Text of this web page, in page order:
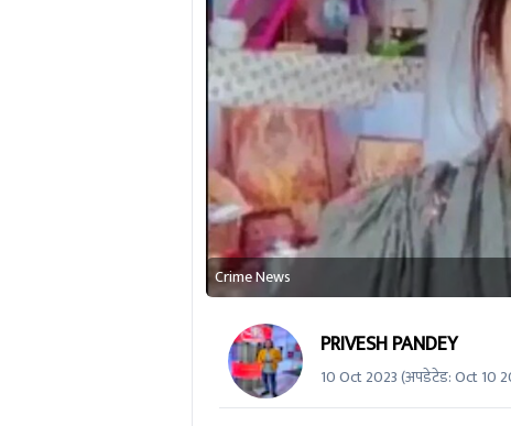
Crime News
PRIVESH PANDEY
10 Oct 2023(अपडेटेड:Oct 10